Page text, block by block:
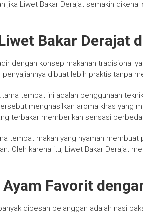
jika Liwet Bakar Derajat semakin
Bakar Derajat
dengan konsep makanan tradisional
penyajiannya dibuat lebih praktis tanpa
tempat ini adalah penggunaan
menghasilkan aroma khas yang
terbakar memberikan sensasi
tempat makan yang nyaman
Oleh karena itu, Liwet Bakar Derajat
Ayam Favorit
dipesan pelanggan adalah nasi